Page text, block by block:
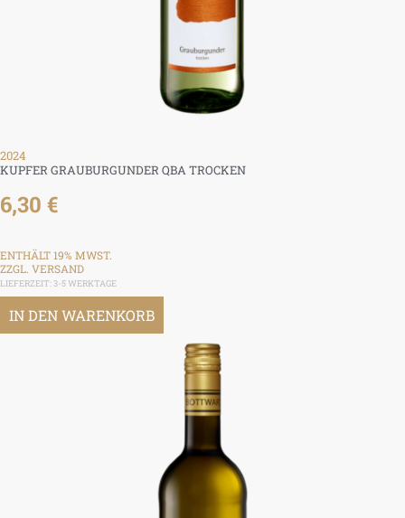
2024
KUPFER GRAUBURGUNDER QBA TROCKEN
6,30 €
ENTHÄLT 19% MWST.
ZZGL. VERSAND
LIEFERZEIT: 3-5 WERKTAGE
IN DEN WARENKORB